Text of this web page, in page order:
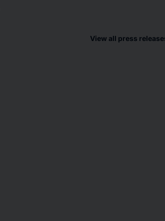
View all press